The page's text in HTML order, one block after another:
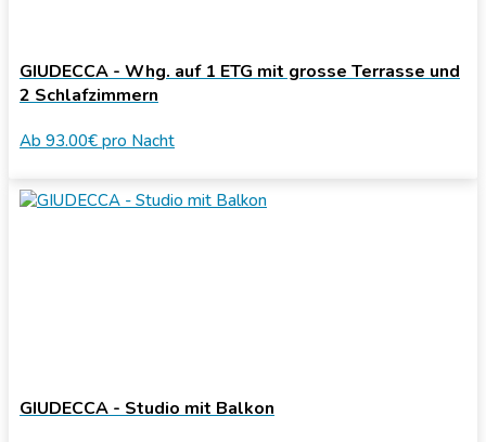
GIUDECCA - Whg. auf 1 ETG mit grosse Terrasse und
2 Schlafzimmern
Ab 93.00€ pro Nacht
GIUDECCA - Studio mit Balkon